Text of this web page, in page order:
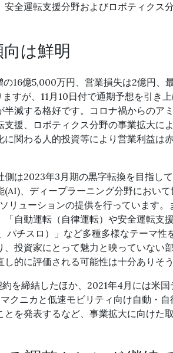
全運転支援分野およびロボティクス
は鮮明
16億5,000万円、営業損失は2億円、
すが、11月10日付で通期予想を引き
減する格好です。コロナ禍からのア
援、ロボティクス分野の事業拡大に
関わる人的投資等により営業利益は赤
は2023年3月期の黒字転換を目指し
、ディープラーニング分野におい
ューションの提供を行っています。
自動運転（自律運転）や安全運転支
パチスロ）」など多種多様なテーマ性
投資家にとって魅力と映っていない
的に評価される可能性は十分ありそう
を締結したほか、2021年4月には米国
クニカと低速モビリティ向け自動・自
を発表するなど、事業拡大に向けた